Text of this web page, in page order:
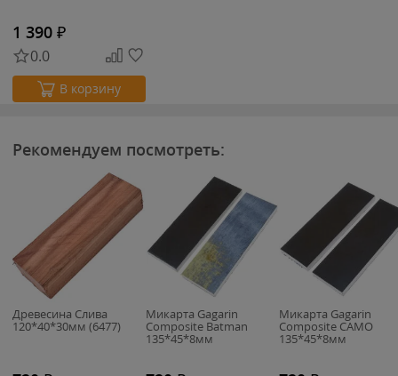
1 390 ₽
0.0
В корзину
Рекомендуем посмотреть:
Древесина Слива
120*40*30мм (6477)
Микарта Gagarin
Composite Batman
135*45*8мм
Микарта Gagarin
Composite CAMO
135*45*8мм